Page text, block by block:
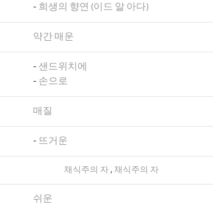
- 희생의 향연 (이드 알 아다)
약간 매운
- 샌드위치에
- 손으로
매질
- 뜨거운
채식주의 자, 채식주의 자
쉬운